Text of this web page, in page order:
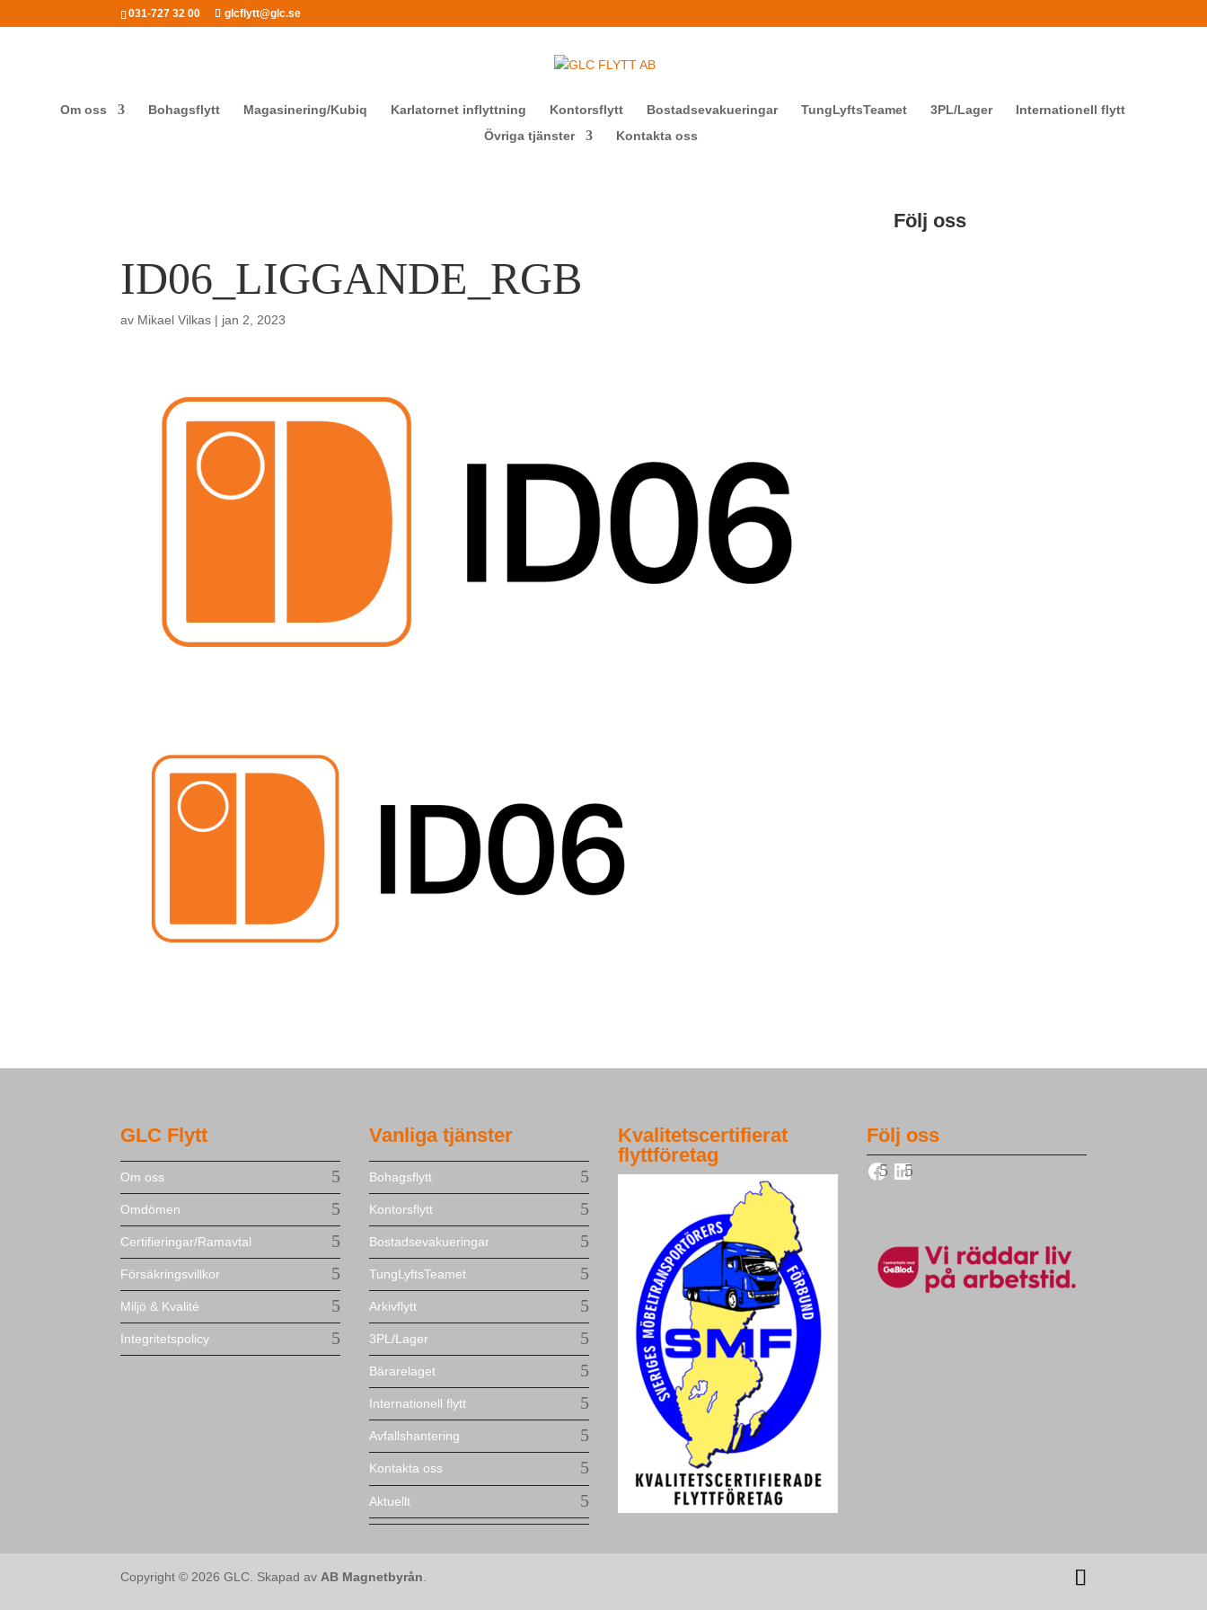
031-727 32 00 glcflytt@glc.se
Om oss Bohagsflytt Magasinering/Kubiq Karlatornet inflyttning Kontorsflytt Bostadsevakueringar TungLyftsTeamet 3PL/Lager
Internationell flytt
Övriga tjänster
Kontakta oss
ID06_LIGGANDE_RGB
av Mikael Vilkas | jan 2, 2023
Följ oss
GLC Flytt
Om oss
Omdömen
Certifieringar/Ramavtal
Försäkringsvillkor
Miljö & Kvalité
Integritetspolicy
Vanliga tjänster
Bohagsflytt
Kontorsflytt
Bostadsevakueringar
TungLyftsTeamet
Arkivflytt
3PL/Lager
Bärarelaget
Internationell flytt
Avfallshantering
Kontakta oss
Aktuellt
Kvalitetscertifierat
flyttföretag
Följ oss
FacebookLinkedIn
Copyright © 2026 GLC. Skapad avAB Magnetbyrån.